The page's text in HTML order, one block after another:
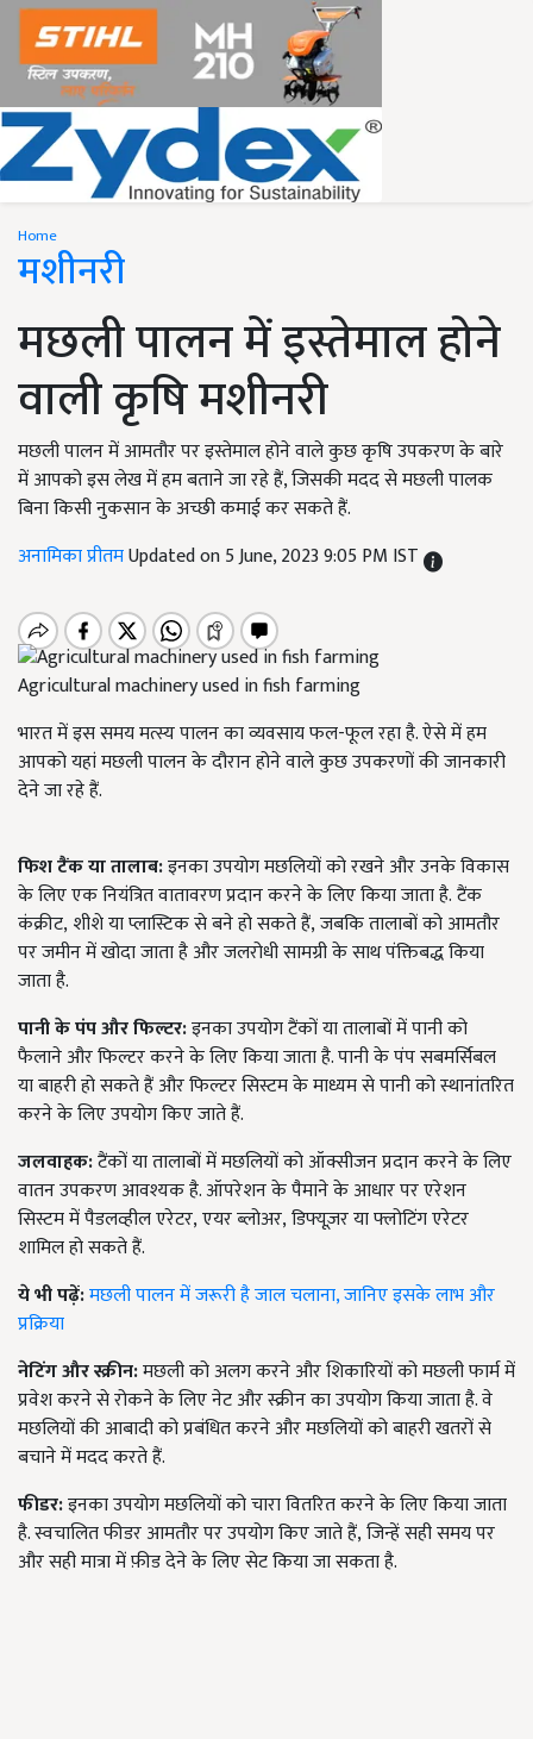
Home
मशीनरी
मछली पालन में इस्तेमाल होने
वाली कृषि मशीनरी
मछली पालन में आमतौर पर इस्तेमाल होने वाले कुछ कृषि उपकरण के बारे
में आपको इस लेख में हम बताने जा रहे हैं, जिसकी मदद से मछली पालक
बिना किसी नुकसान के अच्छी कमाई कर सकते हैं.
अनामिका प्रीतमUpdated on 5 June, 2023 9:05 PM IST
Agricultural machinery used in fish farming
भारत में इस समय मत्स्य पालन का व्यवसाय फल-फूल रहा है. ऐसे में हम
आपको यहां मछली पालन के दौरान होने वाले कुछ उपकरणों की जानकारी
देने जा रहे हैं.
फिश टैंक या तालाब:इनका उपयोग मछलियों को रखने और उनके विकास
के लिए एक नियंत्रित वातावरण प्रदान करने के लिए किया जाता है.टैंक
कंक्रीट,शीशे या प्लास्टिक से बने हो सकते हैं,जबकि तालाबों को आमतौर
पर जमीन में खोदा जाता है और जलरोधी सामग्री के साथ पंक्तिबद्ध किया
जाता है.
पानी के पंप और फिल्टर:इनका उपयोग टैंकों या तालाबों में पानी को
फैलाने और फिल्टर करने के लिए किया जाता है. पानी के पंप सबमर्सिबल
या बाहरी हो सकते हैं और फिल्टर सिस्टम के माध्यम से पानी को स्थानांतरित
करने के लिए उपयोग किए जाते हैं.
जलवाहक:टैंकों या तालाबों में मछलियों को ऑक्सीजन प्रदान करने के लिए
वातन उपकरण आवश्यक है. ऑपरेशन के पैमाने के आधार पर एरेशन
सिस्टम में पैडलव्हील एरेटर,एयर ब्लोअर,डिफ्यूज़र या फ्लोटिंग एरेटर
शामिल हो सकते हैं.
ये भी पढ़ें:मछली पालन में जरूरी है जाल चलाना, जानिए इसके लाभ और
प्रक्रिया
नेटिंग और स्क्रीन:मछली को अलग करने और शिकारियों को मछली फार्म में
प्रवेश करने से रोकने के लिए नेट और स्क्रीन का उपयोग किया जाता है. वे
मछलियों की आबादी को प्रबंधित करने और मछलियों को बाहरी खतरों से
बचाने में मदद करते हैं.
फीडर:इनका उपयोग मछलियों को चारा वितरित करने के लिए किया जाता
है. स्वचालित फीडर आमतौर पर उपयोग किए जाते हैं,जिन्हें सही समय पर
और सही मात्रा में फ़ीड देने के लिए सेट किया जा सकता है.